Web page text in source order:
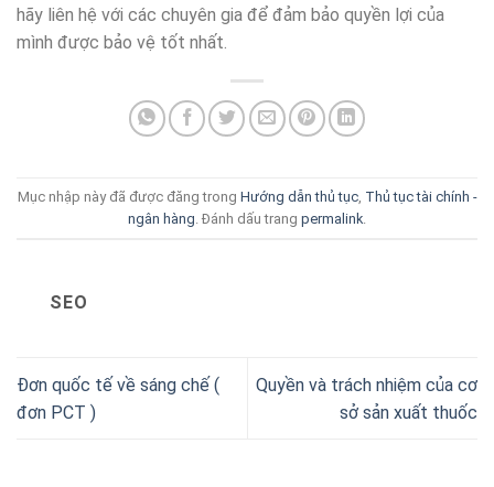
hãy liên hệ với các chuyên gia để đảm bảo quyền lợi của
mình được bảo vệ tốt nhất.
Mục nhập này đã được đăng trong Hướng dẫn thủ tục, Thủ tục tài chính -
ngân hàng . Đánh dấu trang permalink
SEO
Đơn quốc tế về sáng chế (
đơn PCT )
Quyền và trách nhiệm của cơ
sở sản xuất thuốc